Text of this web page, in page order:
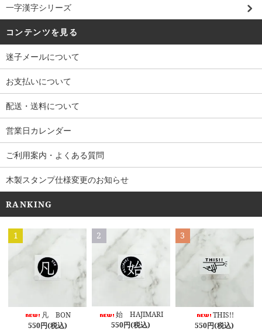
一字漢字シリーズ
コンテンツを見る
迷子メールについて
お支払いについて
配送・送料について
営業日カレンダー
ご利用案内・よくある質問
木製スタンプ仕様変更のお知らせ
RANKING
1
凡 BON
550円(税込)
2
始 HAJIMARI
550円(税込)
3
THIS!!
550円(税込)